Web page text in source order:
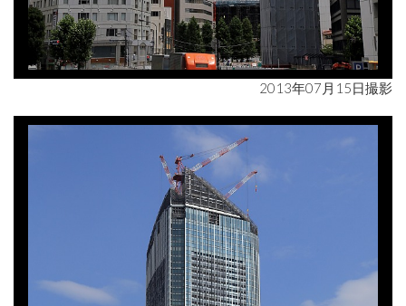
2013年07月15日撮影